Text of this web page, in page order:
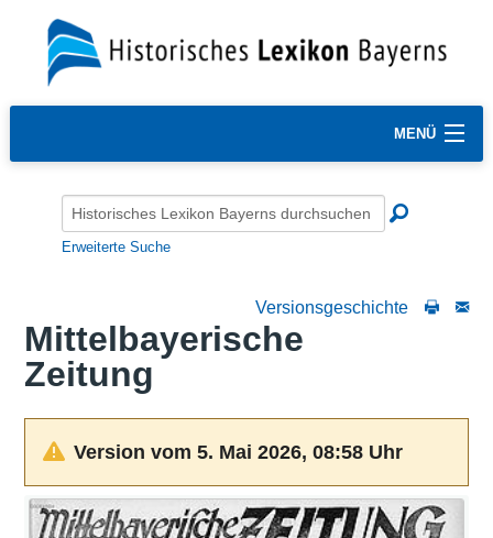
MENÜ
Erweiterte Suche
Versionsgeschichte
Mittelbayerische
Zeitung
Version vom 5. Mai 2026, 08:58 Uhr